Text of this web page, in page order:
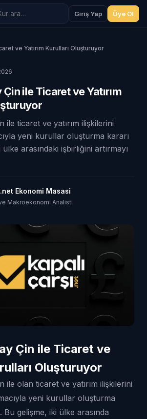
Giriş Yap Üye Ol
ve Yatırım Kurulları Oluşturuyor
ile Ticaret ve Yatırım
ile ticaret ve yatırım ilişkilerini
yeni kurullar oluşturma kararı
ülke arasındaki işbirliğini artırmayı
Ekonomi Masasi
Makroekonomi Analisti
Çin ile Ticaret ve
Oluşturuyor
ile olan ticaret ve yatırım ilişkilerini
yeni kurullar oluşturma
gelişme, iki ülke arasında